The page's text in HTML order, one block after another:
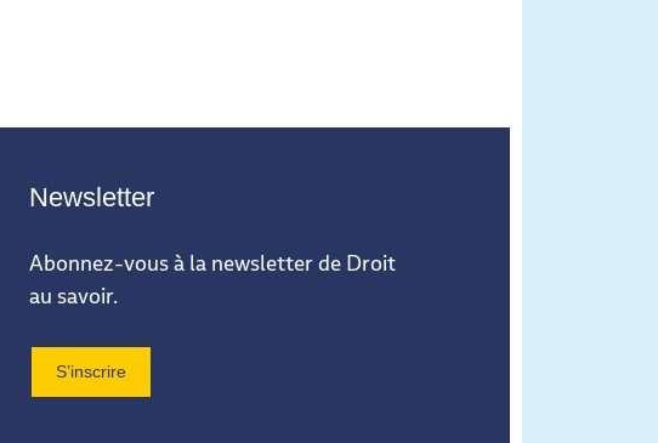
Newsletter
Abonnez-vous à la newsletter de Droit
au savoir.
S’inscrire